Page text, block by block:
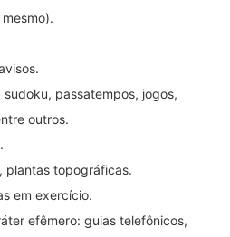
passatempos, jogos,
outros.
plantas topográficas.
em exercício.
efêmero: guias telefônicos,